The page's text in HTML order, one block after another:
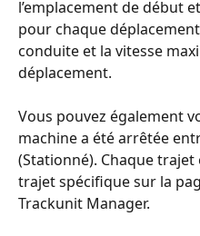
l’emplacement de début
pour chaque
conduite et la vitesse
déplacement.
Vous pouvez également
machine a été arrêtée
(Stationné). Chaque
trajet spécifique sur la
Trackunit Manager.